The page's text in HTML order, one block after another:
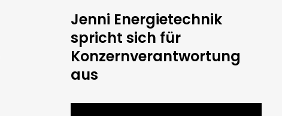
Jenni Energietechnik
spricht sich für
Konzernverantwortung
aus